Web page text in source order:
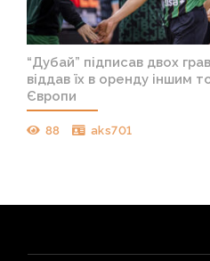
“Дубай” підписав двох
віддав їх в оренду іншим
Європи
88 aks701